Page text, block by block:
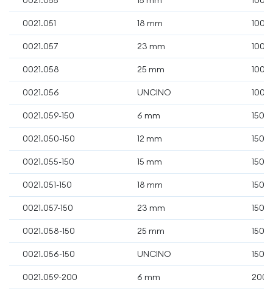
0021.051 18 mm 100
0021.057 23 mm 100
0021.058 25 mm 100
0021.056 UNCINO 100
0021.059-150 6 mm 150
0021.050-150 12 mm 150
0021.055-150 15 mm 150
0021.051-150 18 mm 150
0021.057-150 23 mm 150
0021.058-150 25 mm 150
0021.056-150 UNCINO 150
0021.059-200 6 mm 200